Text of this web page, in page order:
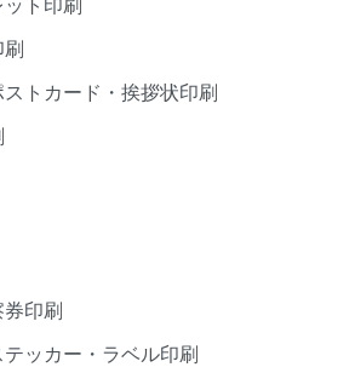
ト印刷
トカード・挨拶状印刷
印刷
テッカー・ラベル印刷